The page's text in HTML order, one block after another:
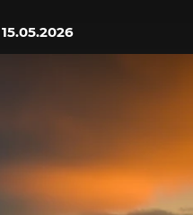
15.05.2026